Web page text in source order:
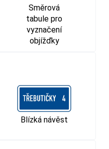
Směrová
tabule pro
vyznačení
objížďky
Blízká návěst